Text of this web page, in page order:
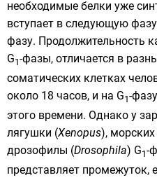
необходимые белки уже
вступает в следующую
фазу. Продолжительность
G1-фазы, отличается в
соматических клетках
около 18 часов, и на G1-
этого времени. Однако у
лягушки (Xenopus),
дрозофилы (Drosophila) G1-
представляет промежуток,